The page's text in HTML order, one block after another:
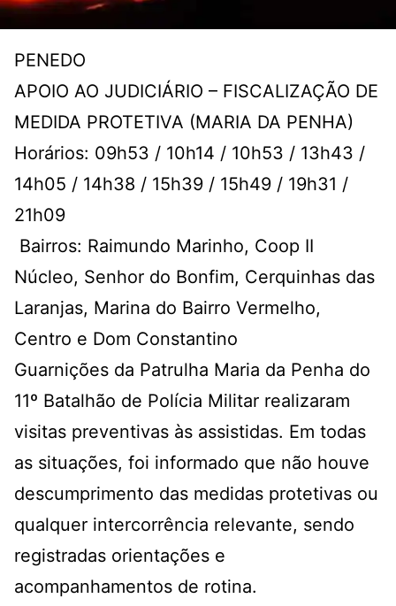
PENEDO
APOIO AO JUDICIÁRIO – FISCALIZAÇÃO DE
MEDIDA PROTETIVA (MARIA DA PENHA)
Horários: 09h53 / 10h14 / 10h53 / 13h43 /
14h05 / 14h38 / 15h39 / 15h49 / 19h31 /
21h09
Bairros: Raimundo Marinho, Coop II
Núcleo, Senhor do Bonfim, Cerquinhas das
Laranjas, Marina do Bairro Vermelho,
Centro e Dom Constantino
Guarnições da Patrulha Maria da Penha do
11º Batalhão de Polícia Militar realizaram
visitas preventivas às assistidas. Em todas
as situações, foi informado que não houve
descumprimento das medidas protetivas ou
qualquer intercorrência relevante, sendo
registradas orientações e
acompanhamentos de rotina.